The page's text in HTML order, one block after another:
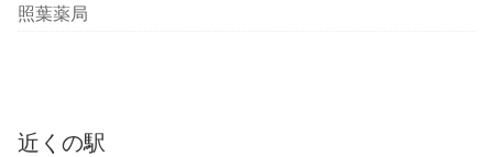
照葉薬局
近くの駅